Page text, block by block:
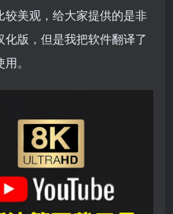
美观，给大家提供的是非
版，但是我把软件翻译了
。
找回密码 | 免密登录
用户协议、隐私声明